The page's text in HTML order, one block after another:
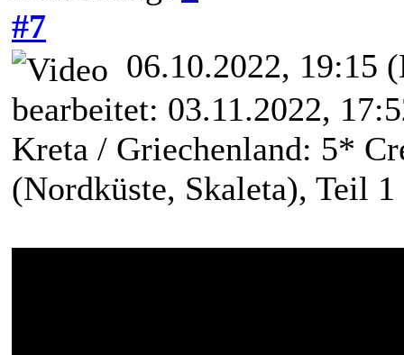
#7
06.10.2022, 19:15
bearbeitet: 03.11.2022,
Kreta / Griechenland: 5*
(Nordküste, Skaleta), Teil 1